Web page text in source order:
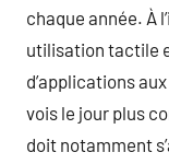
chaque année. À
utilisation tactile
d’applications
vois le jour plus
doit notamment